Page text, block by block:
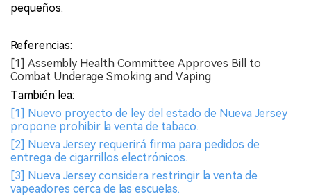
pequeños.
Referencias:
[1] Assembly Health Committee Approves Bill to
Combat Underage Smoking and Vaping
También lea:
[1] Nuevo proyecto de ley del estado de Nueva Jersey
propone prohibir la venta de tabaco.
[2] Nueva Jersey requerirá firma para pedidos de
entrega de cigarrillos electrónicos.
[3] Nueva Jersey considera restringir la venta de
vapeadores cerca de las escuelas.